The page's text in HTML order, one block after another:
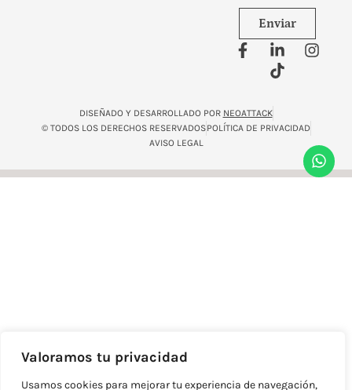
Valoramos tu privacidad
Usamos cookies para mejorar tu experiencia de navegación,
Enviar
DISEÑADO Y DESARROLLADO POR NEOATTACK
© TODOS LOS DERECHOS RESERVADOSPOLÍTICA DE PRIVACIDAD
AVISO LEGAL